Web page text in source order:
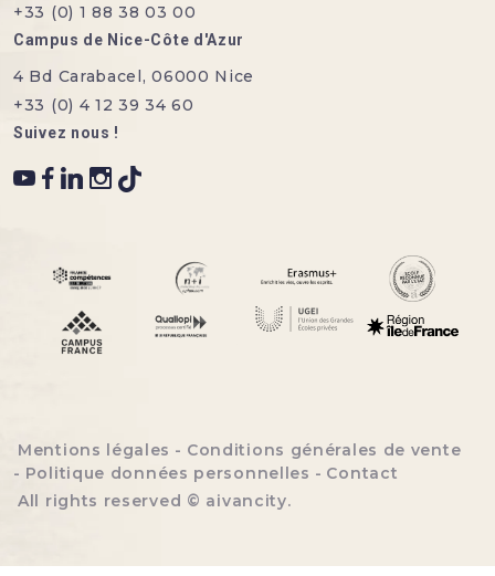
+33 (0) 1 88 38 03 00
Campus de Nice-Côte d'Azur
4 Bd Carabacel, 06000 Nice
+33 (0) 4 12 39 34 60
Suivez nous !
Menu bottom footer
Mentions légales
Conditions générales de vente
Politique données personnelles
Contact
All rights reserved © aivancity.